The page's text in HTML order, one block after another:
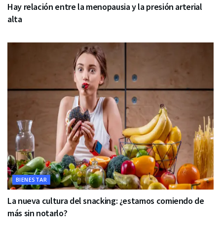
Hay relación entre la menopausia y la presión arterial
alta
BIENESTAR
La nueva cultura del snacking: ¿estamos comiendo de
más sin notarlo?